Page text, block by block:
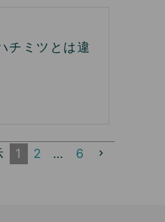
チミツとは違
1 2 … 6